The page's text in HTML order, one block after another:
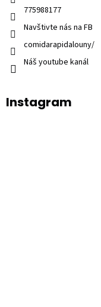
775988177
Navštivte nás na FB
comidarapidalouny/
Náš youtube kanál
Instagram